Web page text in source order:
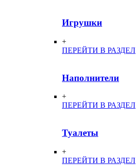
Игрушки
+
ПЕРЕЙТИ В РАЗДЕЛ
Наполнители
+
ПЕРЕЙТИ В РАЗДЕЛ
Туалеты
+
ПЕРЕЙТИ В РАЗДЕЛ